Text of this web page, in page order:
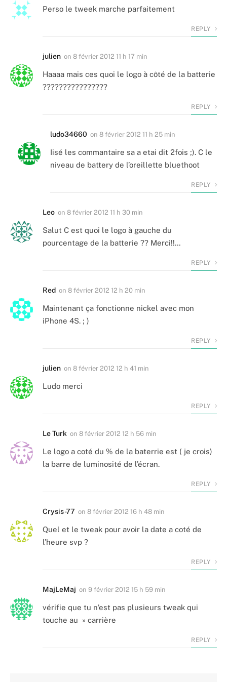
Perso le tweek marche parfaitement
REPLY
julien on 8 février 2012 11 h 17 min
Haaaa mais ces quoi le logo à côté de la batterie
????????????????
REPLY
ludo34660 on 8 février 2012 11 h 25 min
Iisé les commantaire sa a etai dit 2fois ;). C le
niveau de battery de l’oreillette bluethoot
REPLY
Leo on 8 février 2012 11 h 30 min
Salut C est quoi le logo à gauche du
pourcentage de la batterie ?? Merci!!…
REPLY
Red on 8 février 2012 12 h 20 min
Maintenant ça fonctionne nickel avec mon
iPhone 4S. ; )
REPLY
julien on 8 février 2012 12 h 41 min
Ludo merci
REPLY
Le Turk on 8 février 2012 12 h 56 min
Le logo a coté du % de la baterrie est ( je crois)
la barre de luminosité de l’écran.
REPLY
Crysis-77 on 8 février 2012 16 h 48 min
Quel et le tweak pour avoir la date a coté de
l’heure svp ?
REPLY
MajLeMaj on 9 février 2012 15 h 59 min
vérifie que tu n’est pas plusieurs tweak qui
touche au » carrière
REPLY